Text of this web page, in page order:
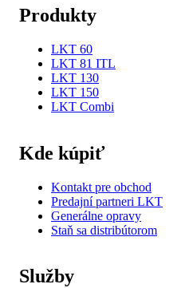
Produkty
LKT 60
LKT 81 ITL
LKT 130
LKT 150
LKT Combi
Kde kúpiť
Kontakt pre obchod
Predajní partneri LKT
Generálne opravy
Staň sa distribútorom
Služby